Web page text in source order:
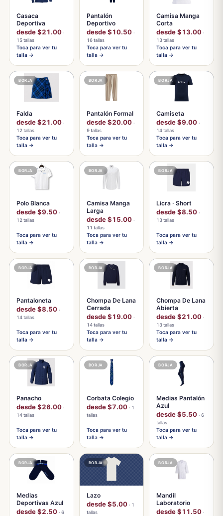
Casaca
Deportiva
desde $21.00 ·
15 tallas
Toca para ver tu
talla →
Pantalón
Deportivo
desde $10.50 ·
16 tallas
Toca para ver tu
talla →
Camisa Manga
Corta
desde $13.00 ·
13 tallas
Toca para ver tu
talla →
BORJA
Falda
desde $21.00 ·
12 tallas
Toca para ver tu
talla →
BORJA
Pantalón Formal
desde $20.00 ·
9 tallas
Toca para ver tu
talla →
BORJA
Camiseta
desde $9.00 ·
14 tallas
Toca para ver tu
talla →
BORJA
Polo Blanca
desde $9.50 ·
12 tallas
Toca para ver tu
talla →
BORJA
Camisa Manga
Larga
desde $15.00 ·
11 tallas
Toca para ver tu
talla →
BORJA
Licra · Short
desde $8.50 ·
13 tallas
Toca para ver tu
talla →
BORJA
Pantaloneta
desde $8.50 ·
14 tallas
Toca para ver tu
talla →
BORJA
Chompa De Lana
Cerrada
desde $19.00 ·
14 tallas
Toca para ver tu
talla →
BORJA
Chompa De Lana
Abierta
desde $21.00 ·
13 tallas
Toca para ver tu
talla →
BORJA
Panacho
desde $26.00 ·
14 tallas
Toca para ver tu
talla →
BORJA
Corbata Colegio
desde $7.00 · 1
tallas
Toca para ver tu
talla →
BORJA
Medias Pantalón
Azul
desde $5.50 · 6
tallas
Toca para ver tu
talla →
BORJA
Medias
Deportivas Azul
desde $2.50 · 6
BORJA
Lazo
desde $5.00 · 1
tallas
BORJA
Mandil
Laboratorio
desde $11.50 ·